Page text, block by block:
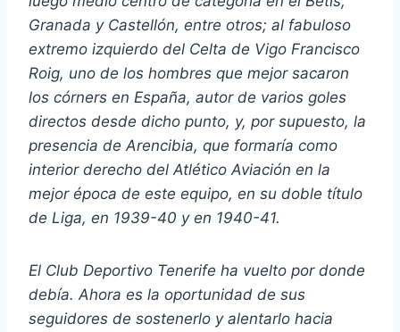
Granada y Castellón, entre otros; al fabuloso
extremo izquierdo del Celta de Vigo Francisco
Roig, uno de los hombres que mejor sacaron
los córners en España, autor de varios goles
directos desde dicho punto, y, por supuesto, la
presencia de Arencibia, que formaría como
interior derecho del Atlético Aviación en la
mejor época de este equipo, en su doble título
de Liga, en 1939-40 y en 1940-41.
El Club Deportivo Tenerife ha vuelto por donde
debía. Ahora es la oportunidad de sus
seguidores de sostenerlo y alentarlo hacia